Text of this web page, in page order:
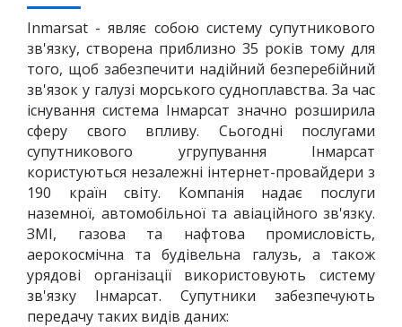
Inmarsat - являє собою систему супутникового
зв'язку, створена приблизно 35 років тому для
того, щоб забезпечити надійний безперебійний
зв'язок у галузі морського судноплавства. За час
існування система Інмарсат значно розширила
сферу свого впливу. Сьогодні послугами
супутникового угрупування Інмарсат
користуються незалежні інтернет-провайдери з
190 країн світу. Компанія надає послуги
наземної, автомобільної та авіаційного зв'язку.
ЗМІ, газова та нафтова промисловість,
аерокосмічна та будівельна галузь, а також
урядові організації використовують систему
зв'язку Інмарсат. Супутники забезпечують
передачу таких видів даних: